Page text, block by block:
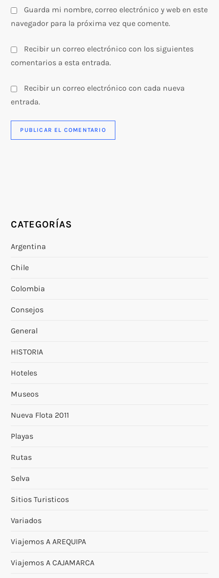
a
s
Guarda mi nombre, correo electrónico y web en este
navegador para la próxima vez que comente.
Recibir un correo electrónico con los siguientes
comentarios a esta entrada.
Recibir un correo electrónico con cada nueva
entrada.
CATEGORÍAS
Argentina
Chile
Colombia
Consejos
General
HISTORIA
Hoteles
Museos
Nueva Flota 2011
Playas
Rutas
Selva
Sitios Turisticos
Variados
Viajemos A AREQUIPA
Viajemos A CAJAMARCA